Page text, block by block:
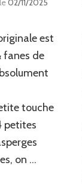
02/11/2025
est
fanes de
touche
petites
on …